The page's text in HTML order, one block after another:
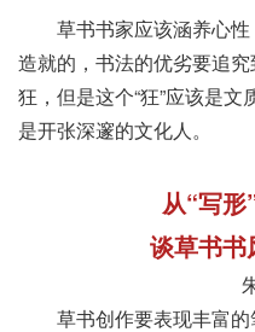
草书书家应该涵养心性，
造就的，书法的优劣要追
狂，但是这个“狂”应该是文
是开张深邃的文化人。
从“写形
谈草书书
草书创作要表现丰富的